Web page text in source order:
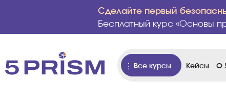
Сделайте первый
Бесплатный курс «Основы
Все курсы Кейсы О